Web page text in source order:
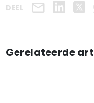
DEEL
Gerelateerde